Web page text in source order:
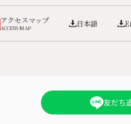
アクセスマップ
ACCESS MAP 日本語
友だち